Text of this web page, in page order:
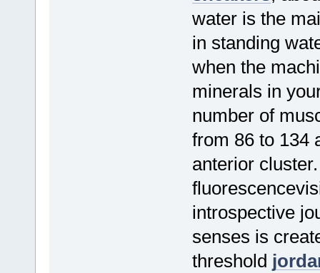
water is the
in standing
when the
minerals in
number of
from 86 to 134
anterior
introspective
senses is
threshold